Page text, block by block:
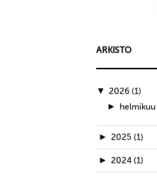
ARKISTO
▼ 2026 (1)
► helmikuu
► 2025 (1)
► 2024 (1)